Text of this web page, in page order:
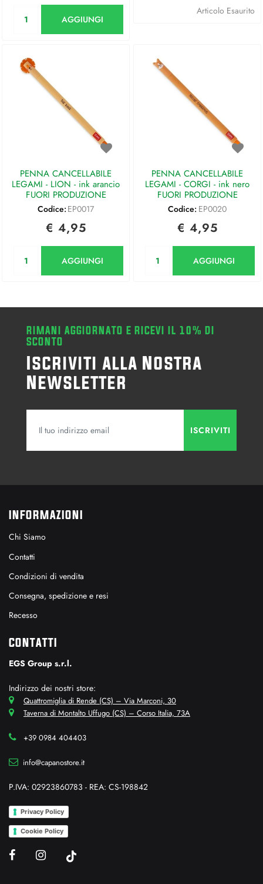
AGGIUNGI
Articolo Esaurito
PENNA CANCELLABILE
LEGAMI - LION - ink arancio
FUORI PRODUZIONE
Codice: EP0017
€ 4,95
AGGIUNGI
PENNA CANCELLABILE
LEGAMI - CORGI - ink nero
FUORI PRODUZIONE
Codice: EP0020
€ 4,95
AGGIUNGI
RIMANI AGGIORNATO E RICEVI IL 10% DI
SCONTO
Iscriviti alla Nostra
Newsletter
INFORMAZIONI
Chi Siamo
Contatti
Condizioni di vendita
Consegna, spedizione e resi
Recesso
CONTATTI
EGS Group s.r.l.
Indirizzo dei nostri store:
Quattromiglia di Rende (CS) – Via Marconi, 30
Taverna di Montalto Uffugo (CS) – Corso Italia, 73A
+39 0984 404403
info@capanostore.it
P.IVA: 02923860783 - REA: CS-198842
Privacy Policy
Cookie Policy